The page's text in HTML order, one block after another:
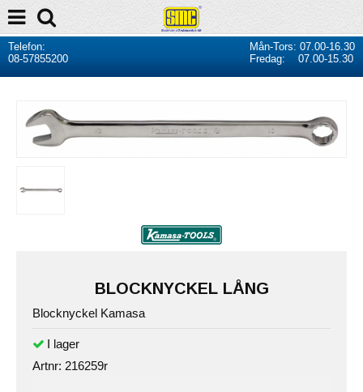
Telefon:
08-57855200
Mån-Tors: 07.00-16.30
Fredag: 07.00-15.30
BLOCKNYCKEL LÅNG
Blocknyckel Kamasa
Artnr: 216259r